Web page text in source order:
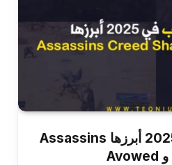
أفضل الألعاب في 2025 أبرزها Assassins